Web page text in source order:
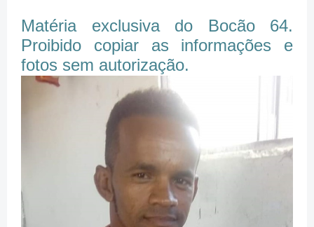
Matéria exclusiva do Bocão 64.
Proibido copiar as informações e
fotos sem autorização.